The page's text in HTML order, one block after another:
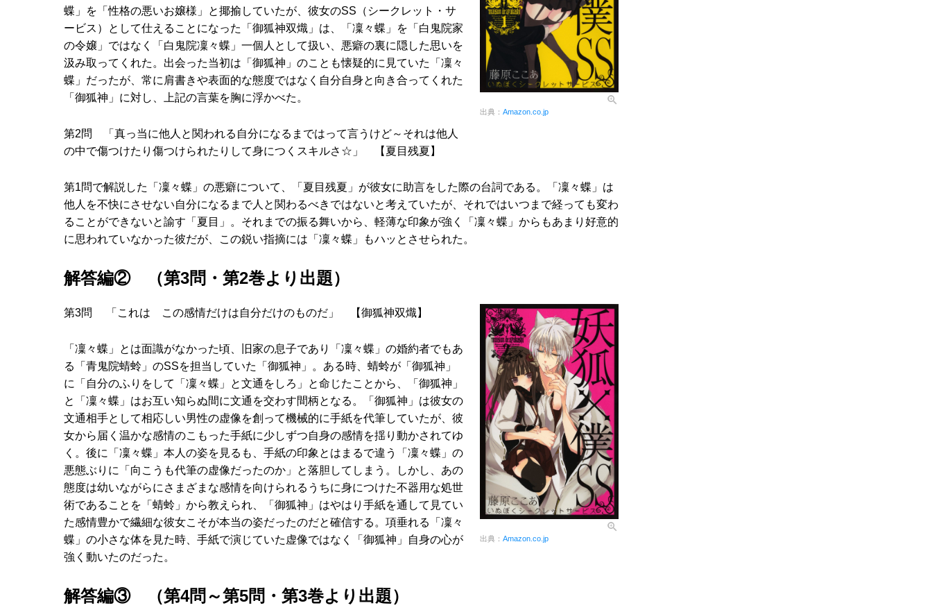
出典： Amazon.co.jp
蝶」を「性格の悪いお嬢様」と揶揄していたが、彼女のSS（シークレット・サ
ービス）として仕えることになった「御狐神双熾」は、「凜々蝶」を「白鬼院家
の令嬢」ではなく「白鬼院凜々蝶」一個人として扱い、悪癖の裏に隠した思いを
汲み取ってくれた。出会った当初は「御狐神」のことも懐疑的に見ていた「凜々
蝶」だったが、常に肩書きや表面的な態度ではなく自分自身と向き合ってくれた
「御狐神」に対し、上記の言葉を胸に浮かべた。
第2問 「真っ当に他人と関われる自分になるまではって言うけど～それは他人
の中で傷つけたり傷つけられたりして身につくスキルさ☆」 【夏目残夏】
第1問で解説した「凜々蝶」の悪癖について、「夏目残夏」が彼女に助言をした際の台詞である。「凜々蝶」は
他人を不快にさせない自分になるまで人と関わるべきではないと考えていたが、それではいつまで経っても変わ
ることができないと諭す「夏目」。それまでの振る舞いから、軽薄な印象が強く「凜々蝶」からもあまり好意的
に思われていなかった彼だが、この鋭い指摘には「凜々蝶」もハッとさせられた。
解答編② （第3問・第2巻より出題）
出典： Amazon.co.jp
第3問 「これは この感情だけは自分だけのものだ」 【御狐神双熾】
「凜々蝶」とは面識がなかった頃、旧家の息子であり「凜々蝶」の婚約者でもあ
る「青鬼院蜻蛉」のSSを担当していた「御狐神」。ある時、蜻蛉が「御狐神」
に「自分のふりをして「凜々蝶」と文通をしろ」と命じたことから、「御狐神」
と「凜々蝶」はお互い知らぬ間に文通を交わす間柄となる。「御狐神」は彼女の
文通相手として相応しい男性の虚像を創って機械的に手紙を代筆していたが、彼
女から届く温かな感情のこもった手紙に少しずつ自身の感情を揺り動かされてゆ
く。後に「凜々蝶」本人の姿を見るも、手紙の印象とはまるで違う「凜々蝶」の
悪態ぶりに「向こうも代筆の虚像だったのか」と落胆してしまう。しかし、あの
態度は幼いながらにさまざまな感情を向けられるうちに身につけた不器用な処世
術であることを「蜻蛉」から教えられ、「御狐神」はやはり手紙を通して見てい
た感情豊かで繊細な彼女こそが本当の姿だったのだと確信する。項垂れる「凜々
蝶」の小さな体を見た時、手紙で演じていた虚像ではなく「御狐神」自身の心が
強く動いたのだった。
解答編③ （第4問～第5問・第3巻より出題）